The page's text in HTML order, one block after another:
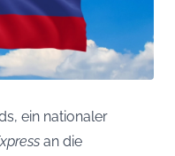
ein nationaler
an die